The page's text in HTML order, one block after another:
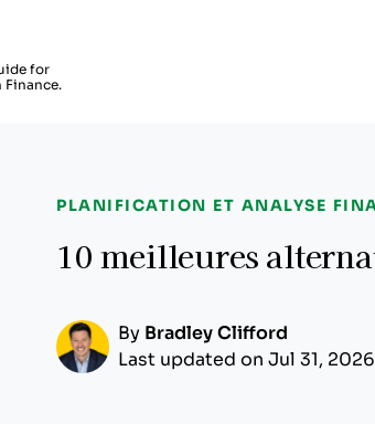
for
Finance.
PLANIFICATION ET ANALYSE
10 meilleures
By Bradley Clifford
Last updated on Jul 31, 2026